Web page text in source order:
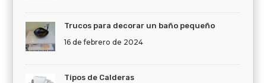
Trucos para decorar un baño pequeño
16 de febrero de 2024
Tipos de Calderas